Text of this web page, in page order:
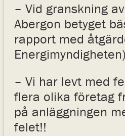
– Vid granskning
Abergon betyget
rapport med
Energimyndigheten)
– Vi har levt med
flera olika företag
på anläggningen
felet!!